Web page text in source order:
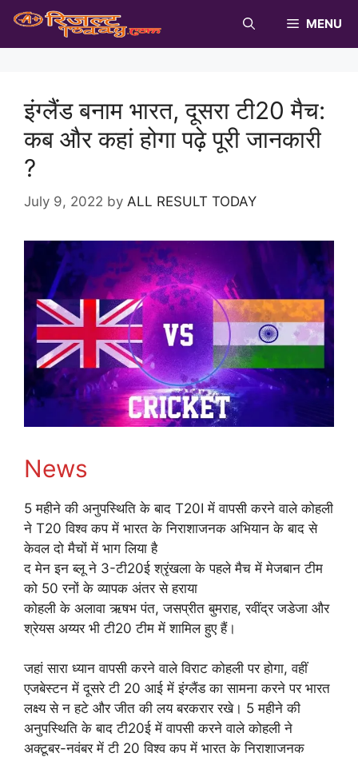
Skip
content
MENU
इंग्लैंड बनाम भारत, दूसरा टी20 मैच:
कब और कहां होगा पढ़े पूरी जानकारी
?
July 9, 2022 by ALL RESULT TODAY
News
5 महीने की अनुपस्थिति के बाद T20I में वापसी करने वाले कोहली
ने T20 विश्व कप में भारत के निराशाजनक अभियान के बाद से
केवल दो मैचों में भाग लिया है
द मेन इन ब्लू ने 3-टी20ई श्रृंखला के पहले मैच में मेजबान टीम
को 50 रनों के व्यापक अंतर से हराया
कोहली के अलावा ऋषभ पंत, जसप्रीत बुमराह, रवींद्र जडेजा और
श्रेयस अय्यर भी टी20 टीम में शामिल हुए हैं।
जहां सारा ध्यान वापसी करने वाले विराट कोहली पर होगा, वहीं
एजबेस्टन में दूसरे टी 20 आई में इंग्लैंड का सामना करने पर भारत
लक्ष्य से न हटे और जीत की लय बरकरार रखे। 5 महीने की
अनुपस्थिति के बाद टी20ई में वापसी करने वाले कोहली ने
अक्टूबर-नवंबर में टी 20 विश्व कप में भारत के निराशाजनक